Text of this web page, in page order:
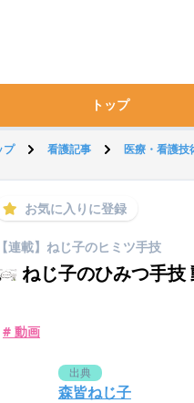
トップ
プ 看護記事 医療・看護技
お気に入りに登録
【連載】ねじ子のヒミツ手技
ねじ子のひみつ手技
# 動画
出典
森皆ねじ子